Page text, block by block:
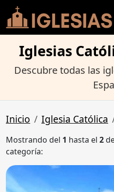
Iglesias
Descubre todas las
Inicio Iglesia Católica
Mostrando del 1 hasta el 2
categoría: